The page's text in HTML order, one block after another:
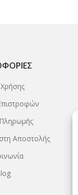
Αποστολής